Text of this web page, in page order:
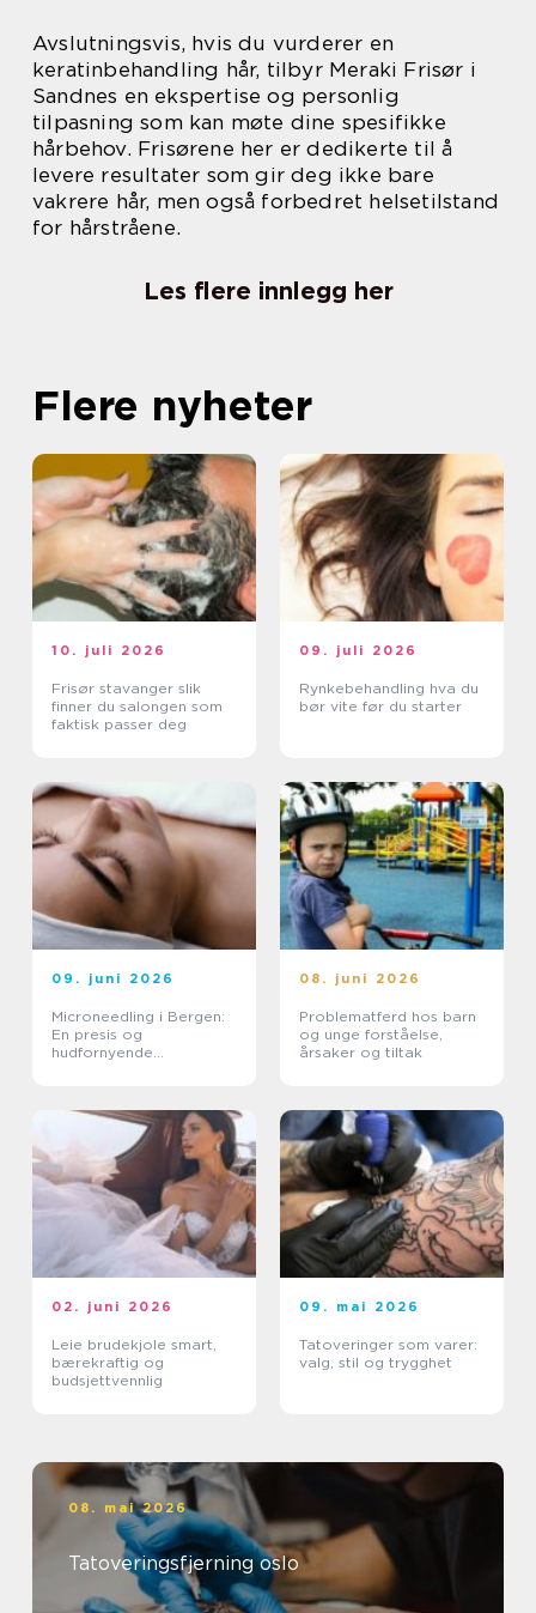
Avslutningsvis, hvis du vurderer en
keratinbehandling hår, tilbyr Meraki Frisør i
Sandnes en ekspertise og personlig
tilpasning som kan møte dine spesifikke
hårbehov. Frisørene her er dedikerte til å
levere resultater som gir deg ikke bare
vakrere hår, men også forbedret helsetilstand
for hårstråene.
Les flere innlegg her
Flere nyheter
10. juli 2026
Frisør stavanger slik
finner du salongen som
faktisk passer deg
09. juli 2026
Rynkebehandling hva du
bør vite før du starter
09. juni 2026
Microneedling i Bergen:
En presis og
hudfornyende
08. juni 2026
Problematferd hos barn
og unge forståelse,
årsaker og tiltak
02. juni 2026
Leie brudekjole smart,
bærekraftig og
budsjettvennlig
09. mai 2026
Tatoveringer som varer:
valg, stil og trygghet
08. mai 2026
Tatoveringsfjerning oslo